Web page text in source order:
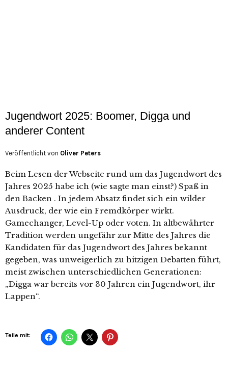
Jugendwort 2025: Boomer, Digga und
anderer Content
Veröffentlicht von Oliver Peters
Beim Lesen der Webseite rund um das Jugendwort des
Jahres 2025 habe ich (wie sagte man einst?) Spaß in
den Backen . In jedem Absatz findet sich ein wilder
Ausdruck, der wie ein Fremdkörper wirkt.
Gamechanger, Level-Up oder voten. In altbewährter
Tradition werden ungefähr zur Mitte des Jahres die
Kandidaten für das Jugendwort des Jahres bekannt
gegeben, was unweigerlich zu hitzigen Debatten führt,
meist zwischen unterschiedlichen Generationen:
„Digga war bereits vor 30 Jahren ein Jugendwort, ihr
Lappen“.
Teile mit: